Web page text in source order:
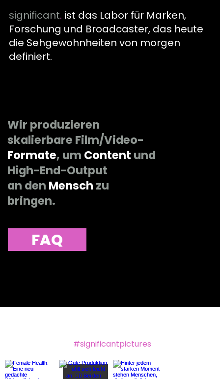
Wir produzieren
skalierbare Film/Video-
Formate, um Content und
High-End-Output
an den Mensch zu
bringen.
FAQ
significant. ist das Labor für Marken,
Forschung und Broadcaster, das heute
die Sehgewohnheiten von morgen
definiert.
#significantpictures